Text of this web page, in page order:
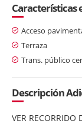
Características
Acceso
Terraza
Trans. público
Descripción
VER RECORRIDO